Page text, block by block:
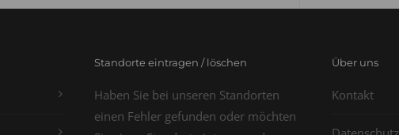
Standorte eintragen / löschen
Haben Sie bei unseren Standorten
einen Fehler gefunden oder möchten
Über uns
Kontakt